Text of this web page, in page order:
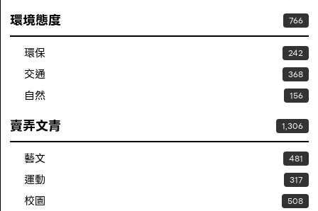
環境態度 766
環保 242
交通 368
自然 156
賣弄文青 1,306
藝文 481
運動 317
校園 508